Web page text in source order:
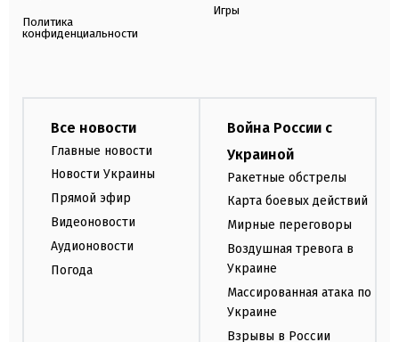
Политика
конфиденциальности
Игры
Все новости
Главные новости
Новости Украины
Прямой эфир
Видеоновости
Аудионовости
Погода
Война России с
Украиной
Ракетные обстрелы
Карта боевых действий
Мирные переговоры
Воздушная тревога в
Украине
Массированная атака по
Украине
Взрывы в России